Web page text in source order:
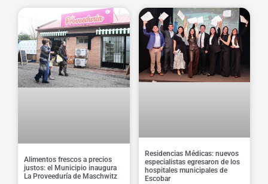
Alimentos frescos a precios
justos: el Municipio inaugura
La Proveeduría de Maschwitz
Residencias Médicas: nuevos
especialistas egresaron de los
hospitales municipales de
Escobar